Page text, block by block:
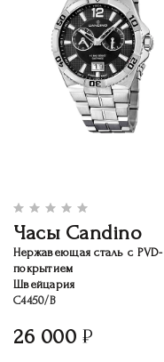
Часы Candino
Нержавеющая сталь с PVD-
покрытием
Швейцария
C4450/B
26 000